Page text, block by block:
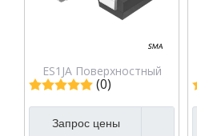
ES1JA Поверхностный
сверхбыстродействующий
диодный выпрямитель с
пассивированным
(0)
Запрос цены